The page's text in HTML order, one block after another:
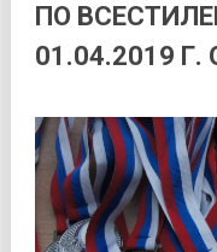
ПО
01.04.2019 Г.